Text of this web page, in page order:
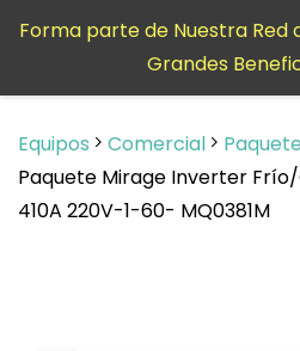
contenido
Equipos Comercial
Paquete Mirage Inverter
410A 220V-1-60- MQ0381M
Forma parte de Nuestra Red
Grandes